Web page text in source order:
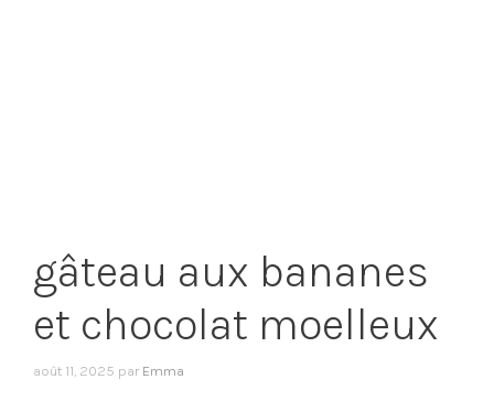
gâteau aux bananes
et chocolat moelleux
août 11, 2025 par Emma